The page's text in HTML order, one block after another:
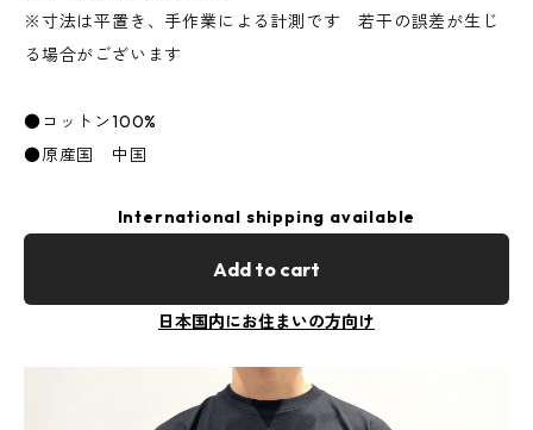
※寸法は平置き、手作業による計測です 若干の誤差が生じ
る場合がございます
●コットン100%
●原産国 中国
International shipping available
Add to cart
日本国内にお住まいの方向け